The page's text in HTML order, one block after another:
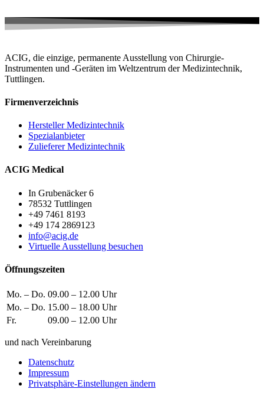
ACIG, die einzige, permanente Ausstellung von Chirurgie-
Instrumenten und -Geräten im Weltzentrum der Medizintechnik,
Tuttlingen.
Firmenverzeichnis
Hersteller Medizintechnik
Spezialanbieter
Zulieferer Medizintechnik
ACIG Medical
In Grubenäcker 6
78532 Tuttlingen
+49 7461 8193
+49 174 2869123
info@acig.de
Virtuelle Ausstellung besuchen
Öffnungszeiten
Mo. – Do. 09.00 – 12.00 Uhr
Mo. – Do. 15.00 – 18.00 Uhr
Fr.
09.00 – 12.00 Uhr
und nach Vereinbarung
Datenschutz
Impressum
Privatsphäre-Einstellungen ändern